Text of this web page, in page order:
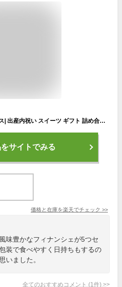
送料無料 フィナンシェ ボックス| 出産内祝い スイーツ ギフト 詰め合わせ 焼き菓子 5個入り お菓子 法事 送る 神戸 お取り寄せ 内祝い お返し 結婚 御礼 グレゴリーコレ お土産 スウィーツ 焼菓子 菓子 個包装 洋菓子 お祝い お礼 手土産 プレゼント お彼岸
サイトでみる
価格と在庫を楽天でチェック >>
味豊かなフィナンシェが5つセ
装で食べやすく日持ちもするの
いました。
全てのおすすめコメント (1 件) >